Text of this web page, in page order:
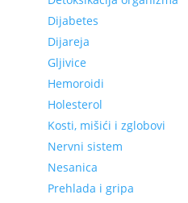
Dijabetes
Dijareja
Gljivice
Hemoroidi
Holesterol
Kosti, mišići i zglobovi
Nervni sistem
Nesanica
Prehlada i gripa